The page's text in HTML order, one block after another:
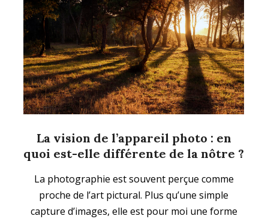
La vision de l’appareil photo : en
quoi est-elle différente de la nôtre ?
09-La photographie est souvent perçue comme
proche de l’art pictural. Plus qu’une simple
capture d’images, elle est pour moi une forme